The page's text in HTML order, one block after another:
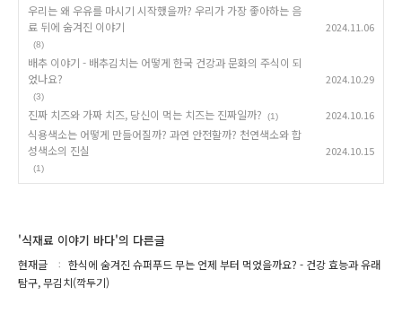
우리는 왜 우유를 마시기 시작했을까? 우리가 가장 좋아하는 음
료 뒤에 숨겨진 이야기
(8)
2024.11.06
배추 이야기 - 배추김치는 어떻게 한국 건강과 문화의 주식이 되
었나요?
(3)
2024.10.29
진짜 치즈와 가짜 치즈, 당신이 먹는 치즈는 진짜일까? (1) 2024.10.16
식용색소는 어떻게 만들어질까? 과연 안전할까? 천연색소와 합
성색소의 진실
(1)
2024.10.15
'식재료 이야기 바다'의 다른글
현재글
한식에 숨겨진 슈퍼푸드 무는 언제 부터 먹었을까요? - 건강 효능과 유래
탐구, 무김치(깍두기)